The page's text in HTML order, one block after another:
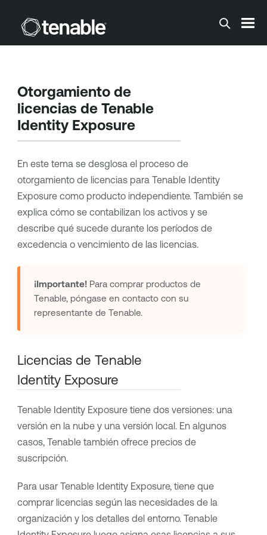
Saltar a contenido principal
Otorgamiento de
licencias de Tenable
Identity Exposure
En este tema se desglosa el proceso de
otorgamiento de licencias para Tenable Identity
Exposurecomo producto independiente. También se
explica cómo se contabilizan los activos y se
describe qué sucede durante los períodos de
excedencia o vencimiento de las licencias.
¡Importante!Para comprar productos de
Tenable, póngase en contacto con su
representante de Tenable.
Licencias de Tenable
Identity Exposure
Tenable Identity Exposuretiene dos versiones: una
versión en la nube y una versión local. En algunos
casos, Tenabletambién ofrece precios de
suscripción.
Para usar Tenable Identity Exposure, tiene que
comprar licencias según las necesidades de la
organización y los detalles del entorno. Tenable